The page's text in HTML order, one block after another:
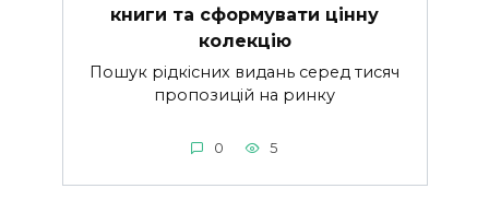
книги та сформувати цінну
колекцію
Пошук рідкісних видань серед тисяч
пропозицій на ринку
0 5